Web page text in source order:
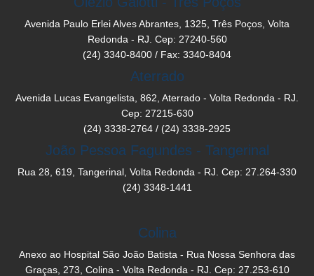
Avenida Paulo Erlei Alves Abrantes, 1325, Três Poços, Volta
Redonda - RJ. Cep: 27240-560
(24) 3340-8400 / Fax: 3340-8404
Aterrado
Avenida Lucas Evangelista, 862, Aterrado - Volta Redonda - RJ.
Cep: 27215-630
(24) 3338-2764 / (24) 3338-2925
João Pessoa Fagundes - Tangerinal
Rua 28, 619, Tangerinal, Volta Redonda - RJ. Cep: 27.264-330
(24) 3348-1441
Colina
Anexo ao Hospital São João Batista - Rua Nossa Senhora das
Graças, 273, Colina - Volta Redonda - RJ. Cep: 27.253-610